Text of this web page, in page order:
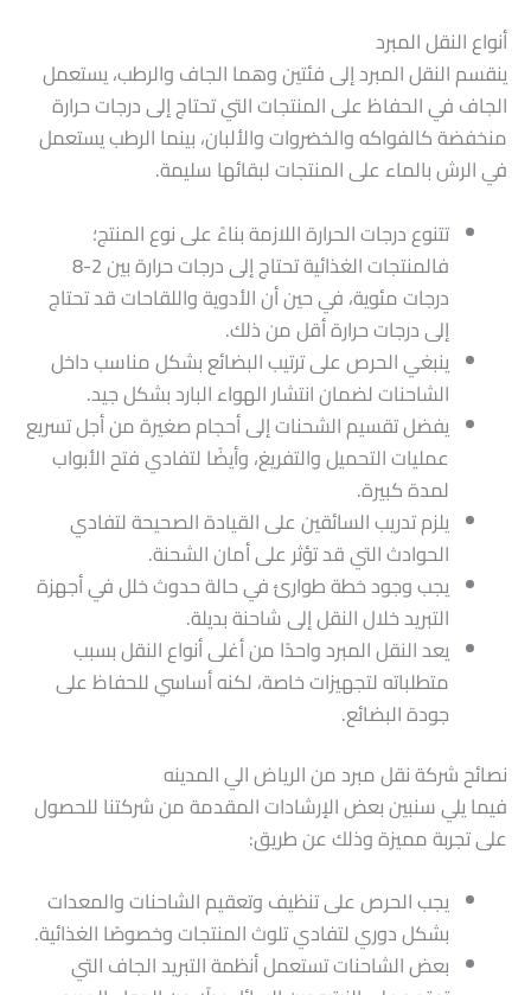
أنواع النقل المبرد
ينقسم النقل المبرد إلى فئتين وهما الجاف والرطب، يستعمل
الجاف في الحفاظ على المنتجات التي تحتاج إلى درجات حرارة
منخفضة كالفواكه والخضروات والألبان، بينما الرطب يستعمل
في الرش بالماء على المنتجات لبقائها سليمة.
تتنوع درجات الحرارة اللازمة بناءً على نوع المنتج؛
فالمنتجات الغذائية تحتاج إلى درجات حرارة بين 2-8
درجات مئوية، في حين أن الأدوية واللقاحات قد تحتاج
إلى درجات حرارة أقل من ذلك.
ينبغي الحرص على ترتيب البضائع بشكل مناسب داخل
الشاحنات لضمان انتشار الهواء البارد بشكل جيد.
يفضل تقسيم الشحنات إلى أحجام صغيرة من أجل تسريع
عمليات التحميل والتفريغ، وأيضًا لتفادي فتح الأبواب
لمدة كبيرة.
يلزم تدريب السائقين على القيادة الصحيحة لتفادي
الحوادث التي قد تؤثر على أمان الشحنة.
يجب وجود خطة طوارئ في حالة حدوث خلل في أجهزة
التبريد خلال النقل إلى شاحنة بديلة.
يعد النقل المبرد واحدًا من أغلى أنواع النقل بسبب
متطلباته لتجهيزات خاصة، لكنه أساسي للحفاظ على
جودة البضائع.
نصائح شركة نقل مبرد من الرياض الي المدينه
فيما يلي سنبين بعض الإرشادات المقدمة من شركتنا للحصول
على تجربة مميزة وذلك عن طريق:
يجب الحرص على تنظيف وتعقيم الشاحنات والمعدات
بشكل دوري لتفادي تلوث المنتجات وخصوصًا الغذائية.
بعض الشاحنات تستعمل أنظمة التبريد الجاف التي